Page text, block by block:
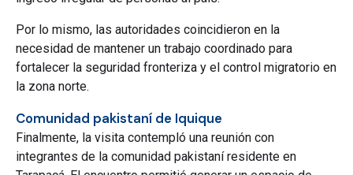
Por lo mismo, las autoridades coincidieron en la
necesidad de mantener un trabajo coordinado para
fortalecer la seguridad fronteriza y el control migratorio en
la zona norte.
Comunidad pakistaní de Iquique
Finalmente, la visita contempló una reunión con
integrantes de la comunidad pakistaní residente en